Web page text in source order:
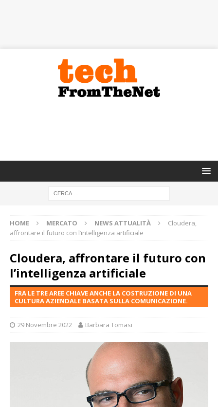
HOME MERCATO NEWS ATTUALITÀ
Cloudera,
affrontare il futuro con l’intelligenza artificiale
Cloudera, affrontare il futuro con
l’intelligenza artificiale
FRA LE TRE AREE CHIAVE ANCHE LA COSTRUZIONE DI UNA
CULTURA AZIENDALE BASATA SULLA COMUNICAZIONE.
29 Novembre 2022 Barbara Tomasi